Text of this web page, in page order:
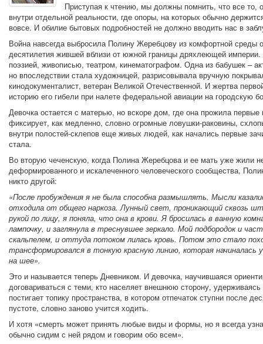
Приступая к чтению, мы должны помнить, что все то,
внутри отдельной реальности, где опоры, на которых обычно
вовсе. И обилие бытовых подробностей не должно вводить нас в
Война навсегда выбросила Полину Жеребцову из комфортной среды
десятилетия жившей вблизи от южной границы дряхлеющей
поэзией, живописью, театром, кинематографом. Одна из бабушек –
но впоследствии стала художницей, разрисовывала вручную
кинодокументалист, ветеран Великой Отечественной. И жертва
историю его гибели при налете федеральной авиации на городскую
Девочка остается с матерью, но вскоре дом, где она прожила
фиксирует, как медленно, словно огромные ловушки-раковины,
внутри полостей-склепов еще живых людей, как начались первые
стала.
Во вторую чеченскую, когда Полина Жеребцова и ее мать уже жили
деформированного и искалеченного человеческого сообщества,
никто другой:
«После пробуждения я не была способна размышлять. Мысли
отходила от общего наркоза. Лунный свет, проникающий сквозь
рукой по лицу, я поняла, что она в крови. Я бросилась в ванную
лампочку, и заглянула в треснувшее зеркало. Мой подбородок и
скальпелем, и оттуда потоком лилась кровь. Потом это стало
трансформировался в тонкую красную линию, которая начиналась
на шее».
Это и называется теперь Дневником. И девочка, научившаяся
договариваться с теми, кто населяет внешнюю сторону,
постигает топику пространства, в котором отпечаток ступни после
пустоте, словно заново учится ходить.
И хотя «смерть может принять любые виды и формы, но я всегда
обычно сидим с ней рядом и говорим обо всем».